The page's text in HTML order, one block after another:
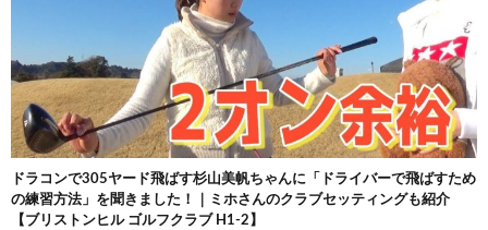
ドラコンで305ヤード飛ばす杉山美帆ちゃんに「ドライバーで飛ばすため
の練習方法」を聞きました！｜ミホさんのクラブセッティングも紹介
【ブリストンヒル ゴルフクラブ H1-2】